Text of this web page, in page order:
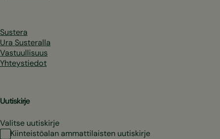
Sustera
Ura Susteralla
Vastuullisuus
Yhteystiedot
Uutiskirje
Valitse uutiskirje
Kiinteistöalan ammattilaisten uutiskirje